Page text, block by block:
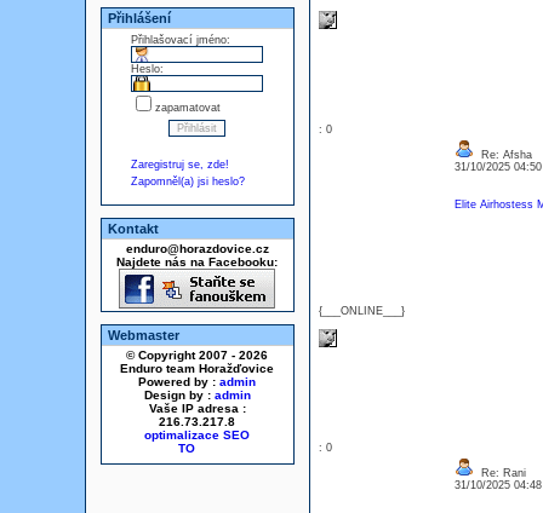
Přihlášení
Přihlašovací jméno:
Heslo:
zapamatovat
Zaregistruj se, zde!
Zapomněl(a) jsi heslo?
Kontakt
enduro@horazdovice.cz
Najdete nás na Facebooku:
Webmaster
© Copyright 2007 - 2026
Enduro team Horažďovice
Powered by : admin
Design by : admin
Vaše IP adresa :
216.73.217.8
optimalizace SEO
: 0
{___ONLINE___}
Re: Afsha
31/10/2025
Elite Airhostess
: 0
Re: Rani
31/10/2025